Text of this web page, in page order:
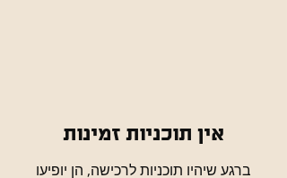
אין תוכניות זמינות
ברגע שיהיו תוכניות לרכישה, הן יופיעו